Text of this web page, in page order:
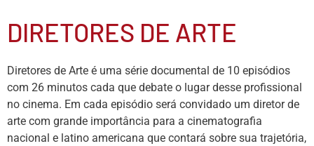
DIRETORES DE ARTE
Diretores de Arte é uma série documental de 10 episódios
com 26 minutos cada que debate o lugar desse profissional
no cinema. Em cada episódio será convidado um diretor de
arte com grande importância para a cinematografia
nacional e latino americana que contará sobre sua trajetória,